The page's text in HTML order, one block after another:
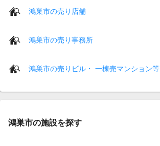
鴻巣市の売り店舗
鴻巣市の売り事務所
鴻巣市の売りビル・ 一棟売マンション等
鴻巣市の施設を探す